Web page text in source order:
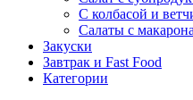
С колбасой и
Салаты с
Закуски
Завтрак и Fast Food
Категории